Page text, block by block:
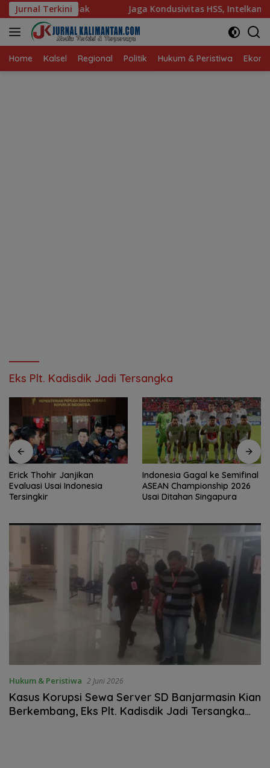
Langsung
ke
konten
Jurnal Terkini
Jaga Kondusivitas HSS, Intelkam Polda Kalsel Dorong
Home Kalsel Regional Politik Hukum & Peristiwa
Eks Plt. Kadisdik Jadi Tersangka
Erick Thohir Janjikan
Evaluasi Usai Indonesia
Tersingkir
Indonesia Gagal ke Semifinal
ASEAN Championship 2026
Usai Ditahan Singapura
Hukum & Peristiwa 2 Juni 2026
Kasus Korupsi Sewa Server SD Banjarmasin Kian
Berkembang, Eks Plt. Kadisdik Jadi Tersangka